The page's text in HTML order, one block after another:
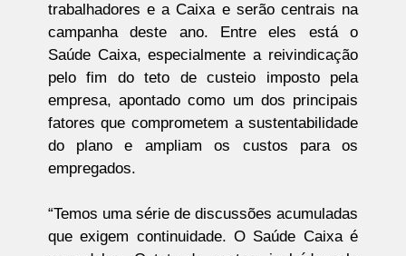
trabalhadores e a Caixa e serão centrais na
campanha deste ano. Entre eles está o
Saúde Caixa, especialmente a reivindicação
pelo fim do teto de custeio imposto pela
empresa, apontado como um dos principais
fatores que comprometem a sustentabilidade
do plano e ampliam os custos para os
empregados.
“Temos uma série de discussões acumuladas
que exigem continuidade. O Saúde Caixa é